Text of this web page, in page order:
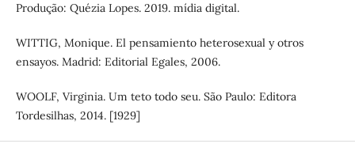
Produção: Quézia Lopes. 2019. mídia digital.
WITTIG, Monique. El pensamiento heterosexual y otros
ensayos. Madrid: Editorial Egales, 2006.
WOOLF, Virginia. Um teto todo seu. São Paulo: Editora
Tordesilhas, 2014. [1929]